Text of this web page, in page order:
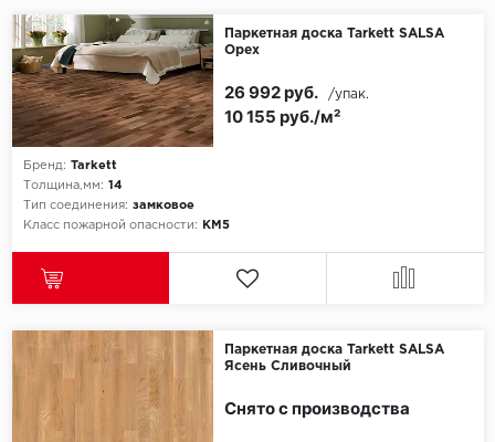
Паркетная доска Tarkett SALSA
Орех
Бренд: Tarkett
Толщина,мм: 14
Тип соединения: замковое
Класс пожарной опасности:
КМ5
10 155 руб./м²
26 992 руб. /упак.
Паркетная доска Tarkett SALSA
Ясень Сливочный
Снято с производства